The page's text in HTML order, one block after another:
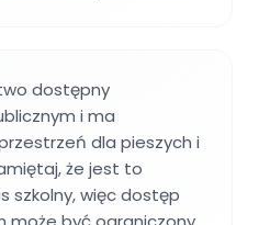
dostępny
i ma
dla pieszych i
że jest to
szkolny, więc dostęp